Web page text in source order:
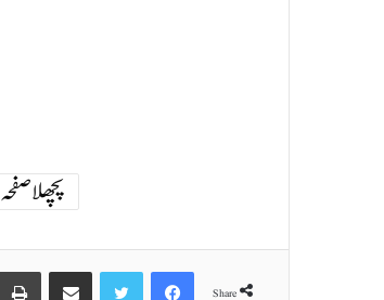
پچھلا صفحہ
Share
Facebook
Twitter
Share via Email